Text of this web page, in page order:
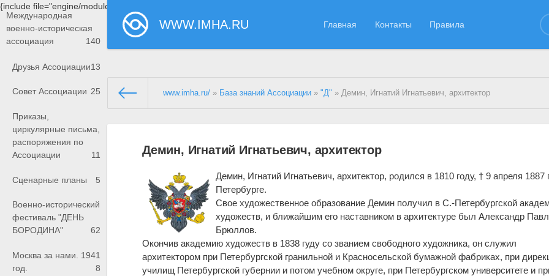
{include file="engine/modules/saperu/head.php"}
WWW.IMHA.RU Главная Контакты Правила
Международная
военно-историческая
ассоциация
140
Друзья Ассоциации13
Совет Ассоциации 25
Приказы,
циркулярные письма,
распоряжения по
Ассоциации
11
Сценарные планы 5
Военно-исторический
фестиваль "ДЕНЬ
БОРОДИНА"
62
Москва за нами. 1941
год.
8
www.imha.ru/ » База знаний Ассоциации »"Д" » Демин, Игнатий Игнатьевич, архитектор
Демин, Игнатий Игнатьевич, архитектор
Демин, Игнатий Игнатьевич, архитектор, родился в 1810 году, † 9 апреля 1887
Петербурге.
Свое художественное образование Демин получил в С.-Петербургской
художеств, и ближайшим его наставником в архитектуре был Александр
Брюллов.
Окончив академию художеств в 1838 гуду со званием свободного художника, он служил
архитектором при Петербургской гранильной и Красносельской бумажной фабриках, при
училищ Петербургской губернии и потом учебном округе, при Петербургском университете и